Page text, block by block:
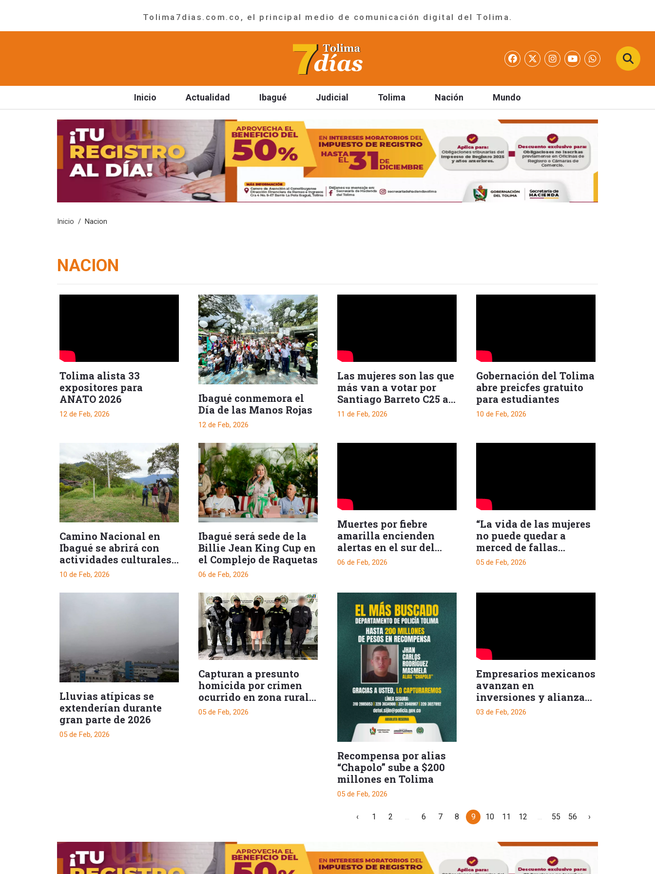
Tolima7dias.com.co, el principal medio de comunicación digital del Tolima.
Inicio Actualidad Ibagué Judicial Tolima Nación Mundo
Inicio Nacion
NACION
Tolima alista 33
expositores para
ANATO 2026
12 de Feb, 2026
Ibagué conmemora el
Día de las Manos Rojas
12 de Feb, 2026
Las mujeres son las que
más van a votar por
Santiago Barreto C25 al
Senado
11 de Feb, 2026
Gobernación del Tolima
abre preicfes gratuito
para estudiantes
10 de Feb, 2026
Camino Nacional en
Ibagué se abrirá con
actividades culturales
y recreativas
10 de Feb, 2026
Ibagué será sede de la
Billie Jean King Cup en
el Complejo de Raquetas
06 de Feb, 2026
Muertes por fiebre
amarilla encienden
alertas en el sur del
Tolima
06 de Feb, 2026
“La vida de las mujeres
no puede quedar a
merced de fallas
procesales”: secretaria
05 de Feb, 2026
Lluvias atípicas se
extenderían durante
gran parte de 2026
05 de Feb, 2026
Capturan a presunto
homicida por crimen
ocurrido en zona rural
del Tolima
05 de Feb, 2026
Recompensa por alias
“Chapolo” sube a $200
millones en Tolima
05 de Feb, 2026
Empresarios mexicanos
avanzan en
inversiones y alianzas
en el Tolima
03 de Feb, 2026
‹ 1 2 ... 6 7 8 9 10 11 12 ... 55 56 ›